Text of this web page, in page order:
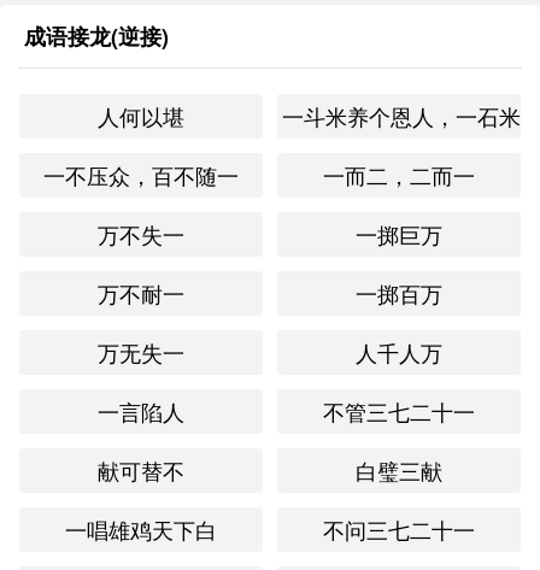
表达内心的满足与安慰。
文化与社会背景：
“堪以告慰”在 文化中反映了一种面对困境的坚韧与希望。它
人重视情感交流和安慰的传统，尤其在亲友之间的支
持和鼓励中显得尤为重要。在现代社会，随着心理健康意识
的提升，这个成语的使用也越来越普遍，成为了人们表达同
情和理解的方式。
情感与联想：
这个成语带给我的情感反应是安慰和希望。在面对生活中的
成语接龙(逆接)
人何以堪
一斗米养个恩人，一石米
一不压众，百不随一
一而二，二而一
万不失一
一掷巨万
万不耐一
一掷百万
万无失一
人千人万
一言陷人
不管三七二十一
献可替不
白璧三献
一唱雄鸡天下白
不问三七二十一